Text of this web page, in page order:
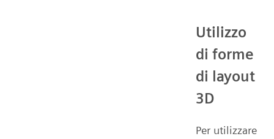
Utilizzo
di forme
di layout
3D
Per utilizzare